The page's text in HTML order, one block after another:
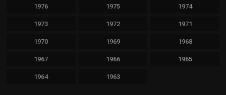
1976 1975 1974
1973 1972 1971
1970 1969 1968
1967 1966 1965
1964 1963